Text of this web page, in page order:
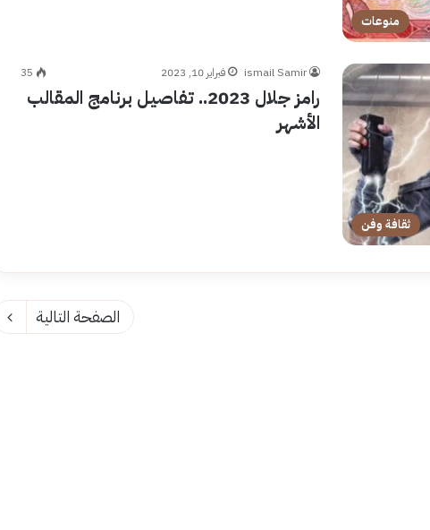
منوعات
ثقافة وفن
ismail Samir فبراير 10, 2023 35
رامز جلال 2023.. تفاصيل برنامج المقالب
الأشهر
الصفحة التالية